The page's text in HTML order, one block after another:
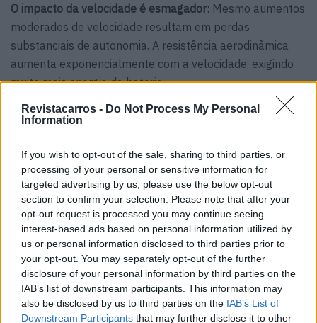
Revistacarros - Do Not Process My Personal
Information
If you wish to opt-out of the sale, sharing to third parties, or
processing of your personal or sensitive information for
targeted advertising by us, please use the below opt-out
section to confirm your selection. Please note that after your
opt-out request is processed you may continue seeing
interest-based ads based on personal information utilized by
us or personal information disclosed to third parties prior to
your opt-out. You may separately opt-out of the further
disclosure of your personal information by third parties on the
IAB’s list of downstream participants. This information may
also be disclosed by us to third parties on the IAB’s List of
Downstream Participants that may further disclose it to other
O impacto da velocidade é esmagador: Mesmo aumentos
moderados de velocidade resultam em perdas
substanciais de autonomia. A resistência aerodinâmica
aumenta exponencialmente com a velocidade, exigindo
muito mais energia da bateria.
O AC é um consumidor menor:Embora o consumo do ar
o arrasto aerodinâmico é mínimo), o seu impacto global
na autonomia, especialmente em viagens longas, é muito
inferior ao da velocidade.
Exemplos práticos (Baseados numa bateria de 65 kWh):
Furgão ligeiro:
80 km/h (50 mph) a 30°C (86°F) com AC: ~230 km de
autonomia